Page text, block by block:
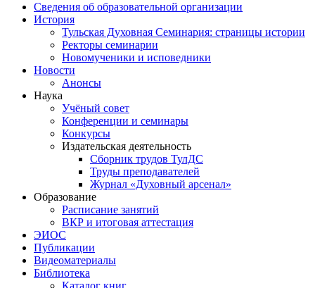
Сведения об образовательной организации
История
Тульская Духовная Семинария: страницы истории
Ректоры семинарии
Новомученики и исповедники
Новости
Анонсы
Наука
Учёный совет
Конференции и семинары
Конкурсы
Издательская деятельность
Сборник трудов ТулДС
Труды преподавателей
Журнал «Духовный арсенал»
Образование
Расписание занятий
ВКР и итоговая аттестация
ЭИОС
Публикации
Видеоматериалы
Библиотека
Каталог книг